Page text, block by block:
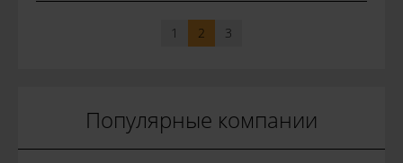
1 2 3
Популярные компании